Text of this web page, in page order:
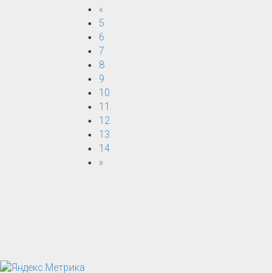
«
5
6
7
8
9
10
11
12
13
14
»